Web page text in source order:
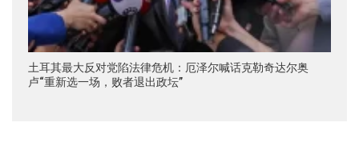
土耳其最大反对党陷法律危机：厄泽尔喊话克勒奇达尔奥
卢“重新选一场，败者退出政坛”